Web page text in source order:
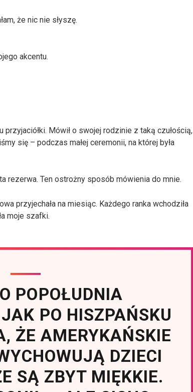
że nic nie słyszę.
akcentu.
przyjaciółki. Mówił o swojej rodzinie z taką czułością,
się – podczas małej ceremonii, na której była
rezerwa. Ten ostrożny sposób mówienia do mnie.
przyjechała na miesiąc. Każdego ranka wchodziła
moje szafki.
POPOŁUDNIA
PO HISZPAŃSKU
ŻE AMERYKAŃSKIE
DZIECI
SĄ ZBYT MIĘKKIE.